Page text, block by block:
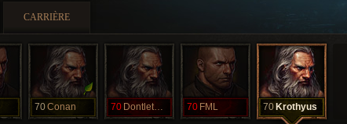
CARRIÈRE
70Conan 70 Dontletmedie 70 FML 70 Krothyus